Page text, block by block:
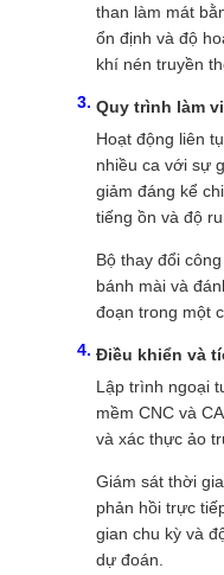
than làm mát
ổn định và độ
khí nén truyền
Quy trình làm
Hoạt động liên
nhiều ca với sự
giảm đáng kể
tiếng ồn và độ
Bộ thay đổi
bánh mài và
đoạn trong một
Điều khiển và
Lập trình ngoại
mềm CNC và
và xác thực ảo
Giám sát thời
phản hồi trực
gian chu kỳ và
dự đoán.